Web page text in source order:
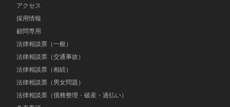
アクセス
採用情報
顧問専用
法律相談票（一般）
法律相談票（交通事故）
法律相談票（相続）
法律相談票（男女問題）
法律相談票（債務整理・破産・過払い）